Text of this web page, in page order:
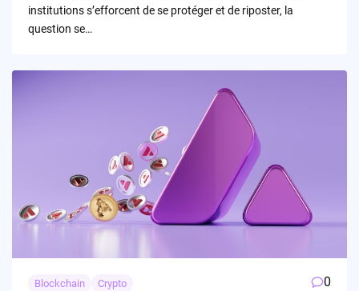
institutions s’efforcent de se protéger et de riposter, la
question se…
Blockchain Crypto 0